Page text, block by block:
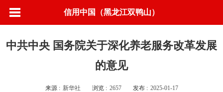
信用中国（黑龙江双鸭山）
中共中央 国务院关于深化养老服务改革发展
的意见
来源 : 新华社 浏览 : 2657 发布 : 2025-01-17